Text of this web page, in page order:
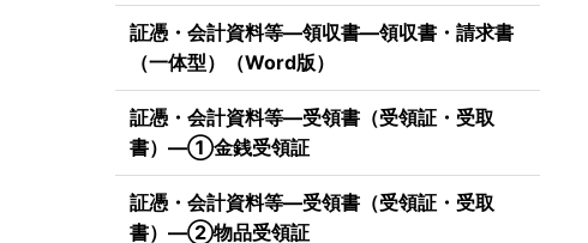
証憑・会計資料等―領収書―領収書・請求書
（一体型）（Word版）
証憑・会計資料等―受領書（受領証・受取
書）―①金銭受領証
証憑・会計資料等―受領書（受領証・受取
書）―②物品受領証